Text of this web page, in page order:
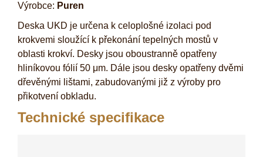
Výrobce: Puren
Deska UKD je určena k celoplošné izolaci pod
krokvemi sloužící k překonání tepelných mostů v
oblasti krokví. Desky jsou oboustranně opatřeny
hliníkovou fólií 50 μm. Dále jsou desky opatřeny dvěmi
dřevěnými lištami, zabudovanými již z výroby pro
přikotvení obkladu.
Technické specifikace